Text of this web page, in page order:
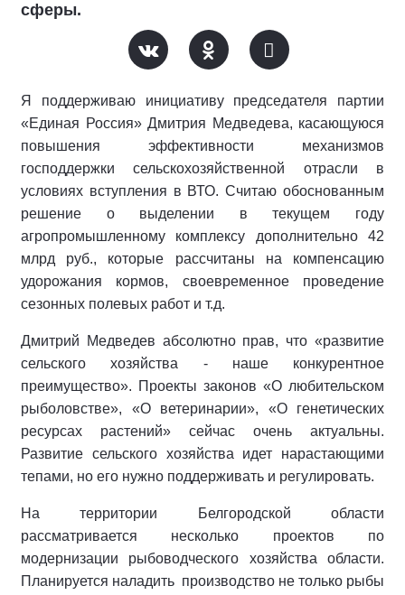
сферы.
Я поддерживаю инициативу председателя партии
«Единая Россия» Дмитрия Медведева, касающуюся
повышения эффективности механизмов
господдержки сельскохозяйственной отрасли в
условиях вступления в ВТО. Считаю обоснованным
решение о выделении в текущем году
агропромышленному комплексу дополнительно 42
млрд руб., которые рассчитаны на компенсацию
удорожания кормов, своевременное проведение
сезонных полевых работ и т.д.
Дмитрий Медведев абсолютно прав, что «развитие
сельского хозяйства - наше конкурентное
преимущество». Проекты законов «О любительском
рыболовстве», «О ветеринарии», «О генетических
ресурсах растений» сейчас очень актуальны.
Развитие сельского хозяйства идет нарастающими
тепами, но его нужно поддерживать и регулировать.
На территории Белгородской области
рассматривается несколько проектов по
модернизации рыбоводческого хозяйства области.
Планируется наладить производство не только рыбы